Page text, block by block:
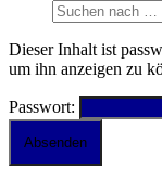
Dieser Inhalt ist
um ihn anzeigen zu
Passwort: